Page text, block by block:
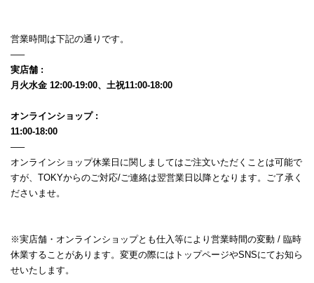
営業時間は下記の通りです。
—–
実店舗 :
月火水金 12:00-19:00、土祝11:00-18:00
オンラインショップ :
11:00-18:00
—–
オンラインショップ休業日に関しましてはご注文いただくことは可能で
すが、TOKYからのご対応/ご連絡は翌営業日以降となります。ご了承く
ださいませ。
※実店舗・オンラインショップとも仕入等により営業時間の変動 / 臨時
休業することがあります。変更の際にはトップページやSNSにてお知ら
せいたします。